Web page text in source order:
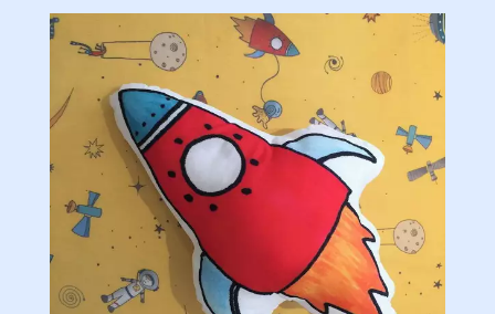
preço:
R$70,80
através
R$83,90